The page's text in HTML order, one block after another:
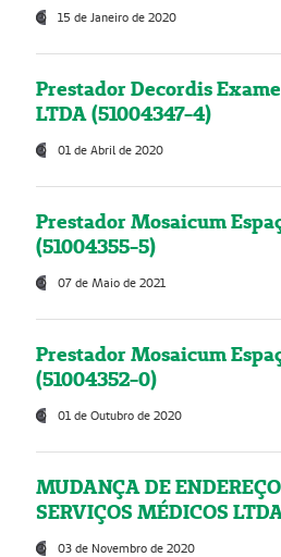
15 de Janeiro de 2020
Prestador Decordis
LTDA (51004347-4)
01 de Abril de 2020
Prestador Mosaicum
(51004355-5)
07 de Maio de 2021
Prestador Mosaicum
(51004352-0)
01 de Outubro de 2020
MUDANÇA DE
SERVIÇOS MÉDICOS
03 de Novembro de 2020